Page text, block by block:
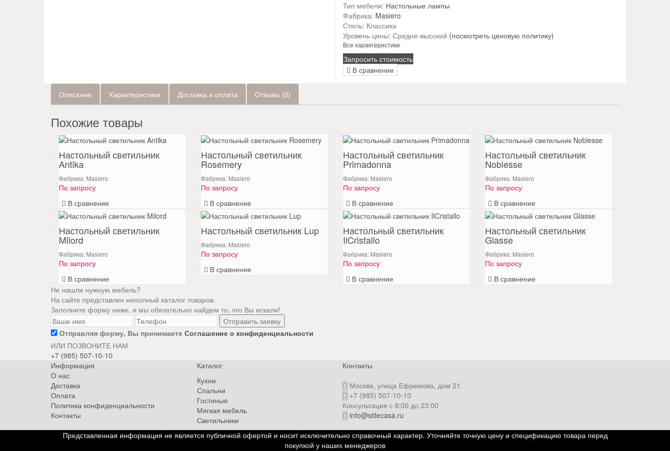
Тип мебели: Настольные лампы
Фабрика: Masiero
Стиль: Классика
Уровень цены: Средне-высокий (посмотреть ценовую политику)
Все характеристики
Запросить стоимость
В сравнение
Описание Характеристики Доставка и оплата Отзывы (0)
Похожие товары
Настольный светильник
Antika
Фабрика: Masiero
По запросу
В сравнение
Настольный светильник
Rosemery
Фабрика: Masiero
По запросу
В сравнение
Настольный светильник
Primadonna
Фабрика: Masiero
По запросу
В сравнение
Настольный светильник
Noblesse
Фабрика: Masiero
По запросу
В сравнение
Настольный светильник
Milord
Фабрика: Masiero
По запросу
В сравнение
Настольный светильник Lup
Фабрика: Masiero
По запросу
В сравнение
Настольный светильник
IlCristallo
Фабрика: Masiero
По запросу
В сравнение
Настольный светильник
Glasse
Фабрика: Masiero
По запросу
В сравнение
Не нашли нужную мебель?
На сайте представлен неполный каталог товаров.
Заполните форму ниже, и мы обязательно найдем то, что Вы искали!
Отправляя форму, Вы принимаете Соглашение о конфиденциальности
ИЛИ ПОЗВОНИТЕ НАМ
+7 (985) 507-10-10
Информация
О нас
Доставка
Оплата
Политика конфиденциальности
Контакты
Каталог
Кухни
Спальни
Гостиные
Мягкая мебель
Светильники
Контакты
Москва, улица Ефремова, дом 21
+7 (985) 507-10-10
Консультация с 8:00 до 23:00
info@stilecasa.ru
Представленная информация не является публичной офертой и носит исключительно справочный характер. Уточняйте точную цену и спецификацию товара перед
покупкой у наших менеджеров